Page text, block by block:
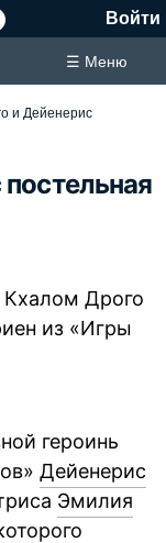
Войти
☰ Меню
и Дейенерис
Кхалом Дрого
из «Игры
героинь
Дейенерис
Эмилия